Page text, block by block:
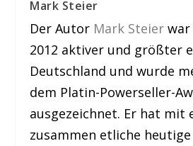
Mark Steier
Der Autor Mark Steier war
2012 aktiver und größter
Deutschland und wurde
dem Platin-Powerseller-
ausgezeichnet. Er hat mit
zusammen etliche